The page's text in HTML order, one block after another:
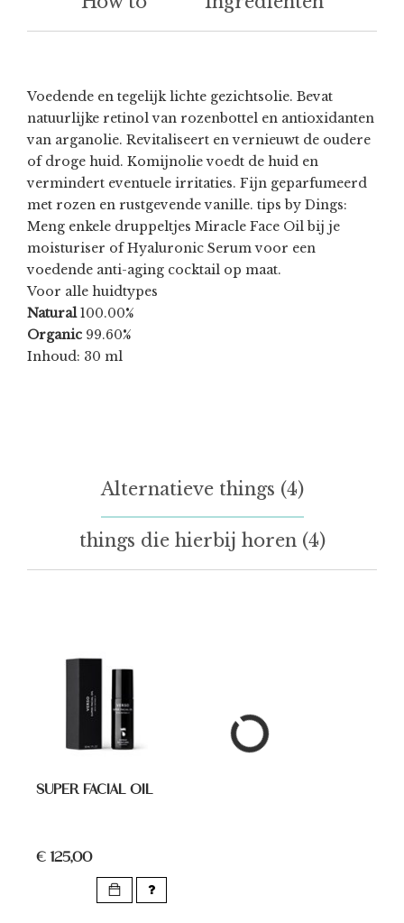
Voedende en tegelijk lichte gezichtsolie. Bevat
natuurlijke retinol van rozenbottel en antioxidanten
van arganolie. Revitaliseert en vernieuwt de oudere
of droge huid. Komijnolie voedt de huid en
vermindert eventuele irritaties. Fijn geparfumeerd
met rozen en rustgevende vanille. tips by Dings:
Meng enkele druppeltjes Miracle Face Oil bij je
moisturiser of Hyaluronic Serum voor een
voedende anti-aging cocktail op maat.
Voor alle huidtypes
Natural 100.00%
Organic 99.60%
Inhoud: 30 ml
Alternatieve things (4)
things die hierbij horen (4)
SUPER FACIAL OIL
€ 125,00